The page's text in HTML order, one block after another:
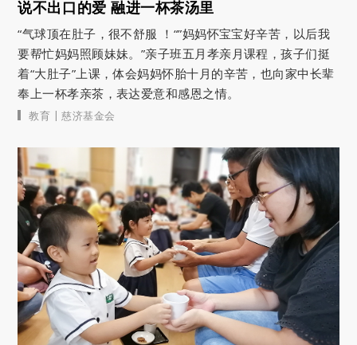
说不出口的爱 融进一杯茶汤里
“气球顶在肚子，很不舒服 ！“”妈妈怀宝宝好辛苦，以后我
要帮忙妈妈照顾妹妹。”亲子班五月孝亲月课程，孩子们挺
着“大肚子”上课，体会妈妈怀胎十月的辛苦，也向家中长辈
奉上一杯孝亲茶，表达爱意和感恩之情。
教育 | 慈济基金会